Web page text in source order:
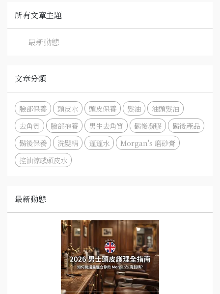
所有文章主題
最新動態
文章分類
臉部保養 頭皮水 頭皮保養 髮油
油頭髮油
去角質
臉部抱養 男生去角質 鬍後凝膠
鬍後產品
鬍後保養
洗髮精 蓬蓬水
Morgan's 磨砂膏
控油涼感頭皮水
最新動態